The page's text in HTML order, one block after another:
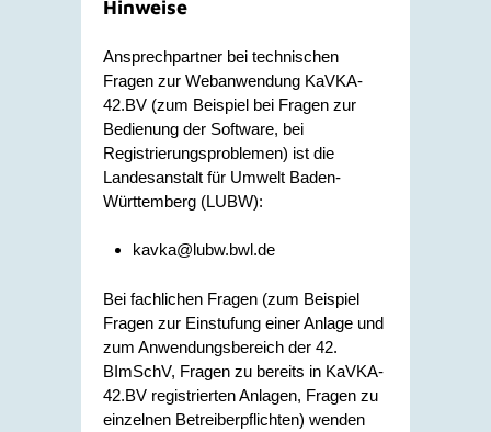
Hinweise
Ansprechpartner bei technischen
Fragen zur Webanwendung KaVKA-
42.BV (zum Beispiel bei Fragen zur
Bedienung der Software, bei
Registrierungsproblemen) ist die
Landesanstalt für Umwelt Baden-
Württemberg (LUBW):
kavka@lubw.bwl.de
Bei fachlichen Fragen (zum Beispiel
Fragen zur Einstufung einer Anlage und
zum Anwendungsbereich der 42.
BImSchV, Fragen zu bereits in KaVKA-
42.BV registrierten Anlagen, Fragen zu
einzelnen Betreiberpflichten) wenden